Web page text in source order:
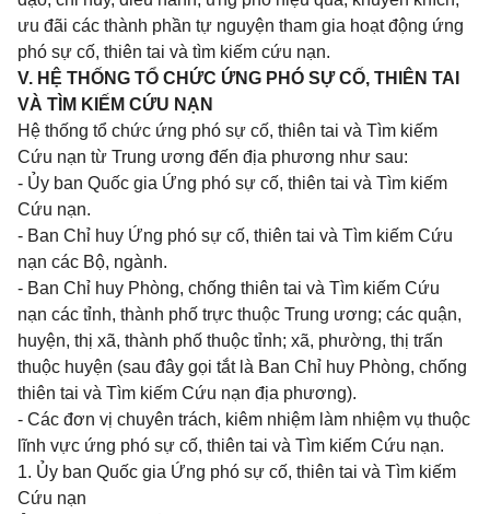
ưu đãi các thành phần tự nguyện tham gia hoạt động ứng
phó sự cố, thiên tai và tìm kiếm cứu nạn.
V. HỆ THỐNG TỔ CHỨC ỨNG PHÓ SỰ CỐ, THIÊN TAI
VÀ TÌM KIẾM CỨU NẠN
Hệ thống tổ chức ứng phó sự cố, thiên tai và Tìm kiếm
Cứu nạn từ Trung ương đến địa phương như sau:
- Ủy ban Quốc gia Ứng phó sự cố, thiên tai và Tìm kiếm
Cứu nạn.
- Ban Chỉ huy Ứng phó sự cố, thiên tai và Tìm kiếm Cứu
nạn các Bộ, ngành.
- Ban Chỉ huy Phòng, chống thiên tai và Tìm kiếm Cứu
nạn các tỉnh, thành phố trực thuộc Trung ương; các quận,
huyện, thị xã, thành phố thuộc tỉnh; xã, phường, thị trấn
thuộc huyện (sau đây gọi tắt là Ban Chỉ huy Phòng, chống
thiên tai và Tìm kiếm Cứu nạn địa phương).
- Các đơn vị chuyên trách, kiêm nhiệm làm nhiệm vụ thuộc
lĩnh vực ứng phó sự cố, thiên tai và Tìm kiếm Cứu nạn.
1. Ủy ban Quốc gia Ứng phó sự cố, thiên tai và Tìm kiếm
Cứu nạn